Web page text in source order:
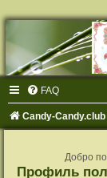
FAQ
Candy-Candy.club
Добро
Профиль